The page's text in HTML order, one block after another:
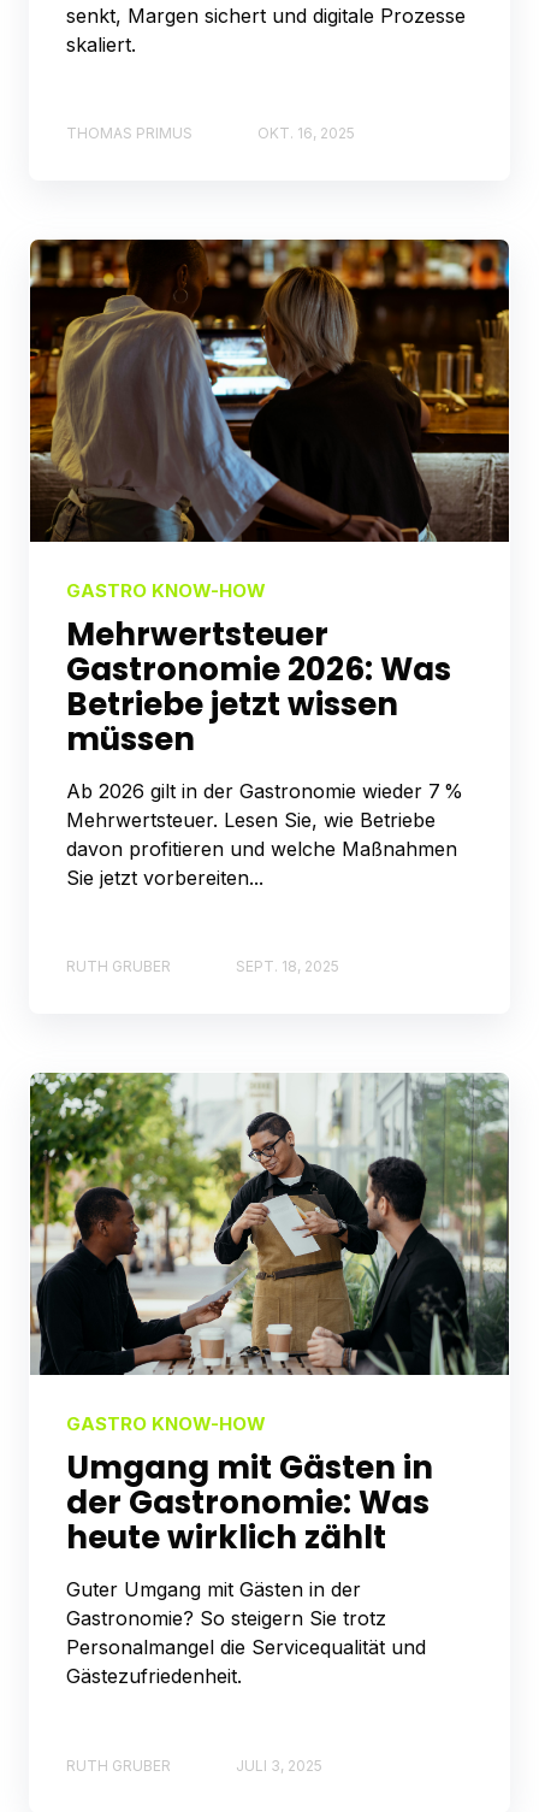
senkt, Margen sichert und digitale Prozesse
skaliert.
THOMAS PRIMUS OKT. 16, 2025
GASTRO KNOW-HOW
Mehrwert­steuer
Gastronomie 2026: Was
Betriebe jetzt wissen
müssen
Ab 2026 gilt in der Gastronomie wieder 7 %
Mehrwertsteuer. Lesen Sie, wie Betriebe
davon profitieren und welche Maßnahmen
Sie jetzt vorbereiten...
RUTH GRUBER SEPT. 18, 2025
GASTRO KNOW-HOW
Umgang mit Gästen in
der Gastronomie: Was
heute wirklich zählt
Guter Umgang mit Gästen in der
Gastronomie? So steigern Sie trotz
Personalmangel die Servicequalität und
Gästezufriedenheit.
RUTH GRUBER JULI 3, 2025